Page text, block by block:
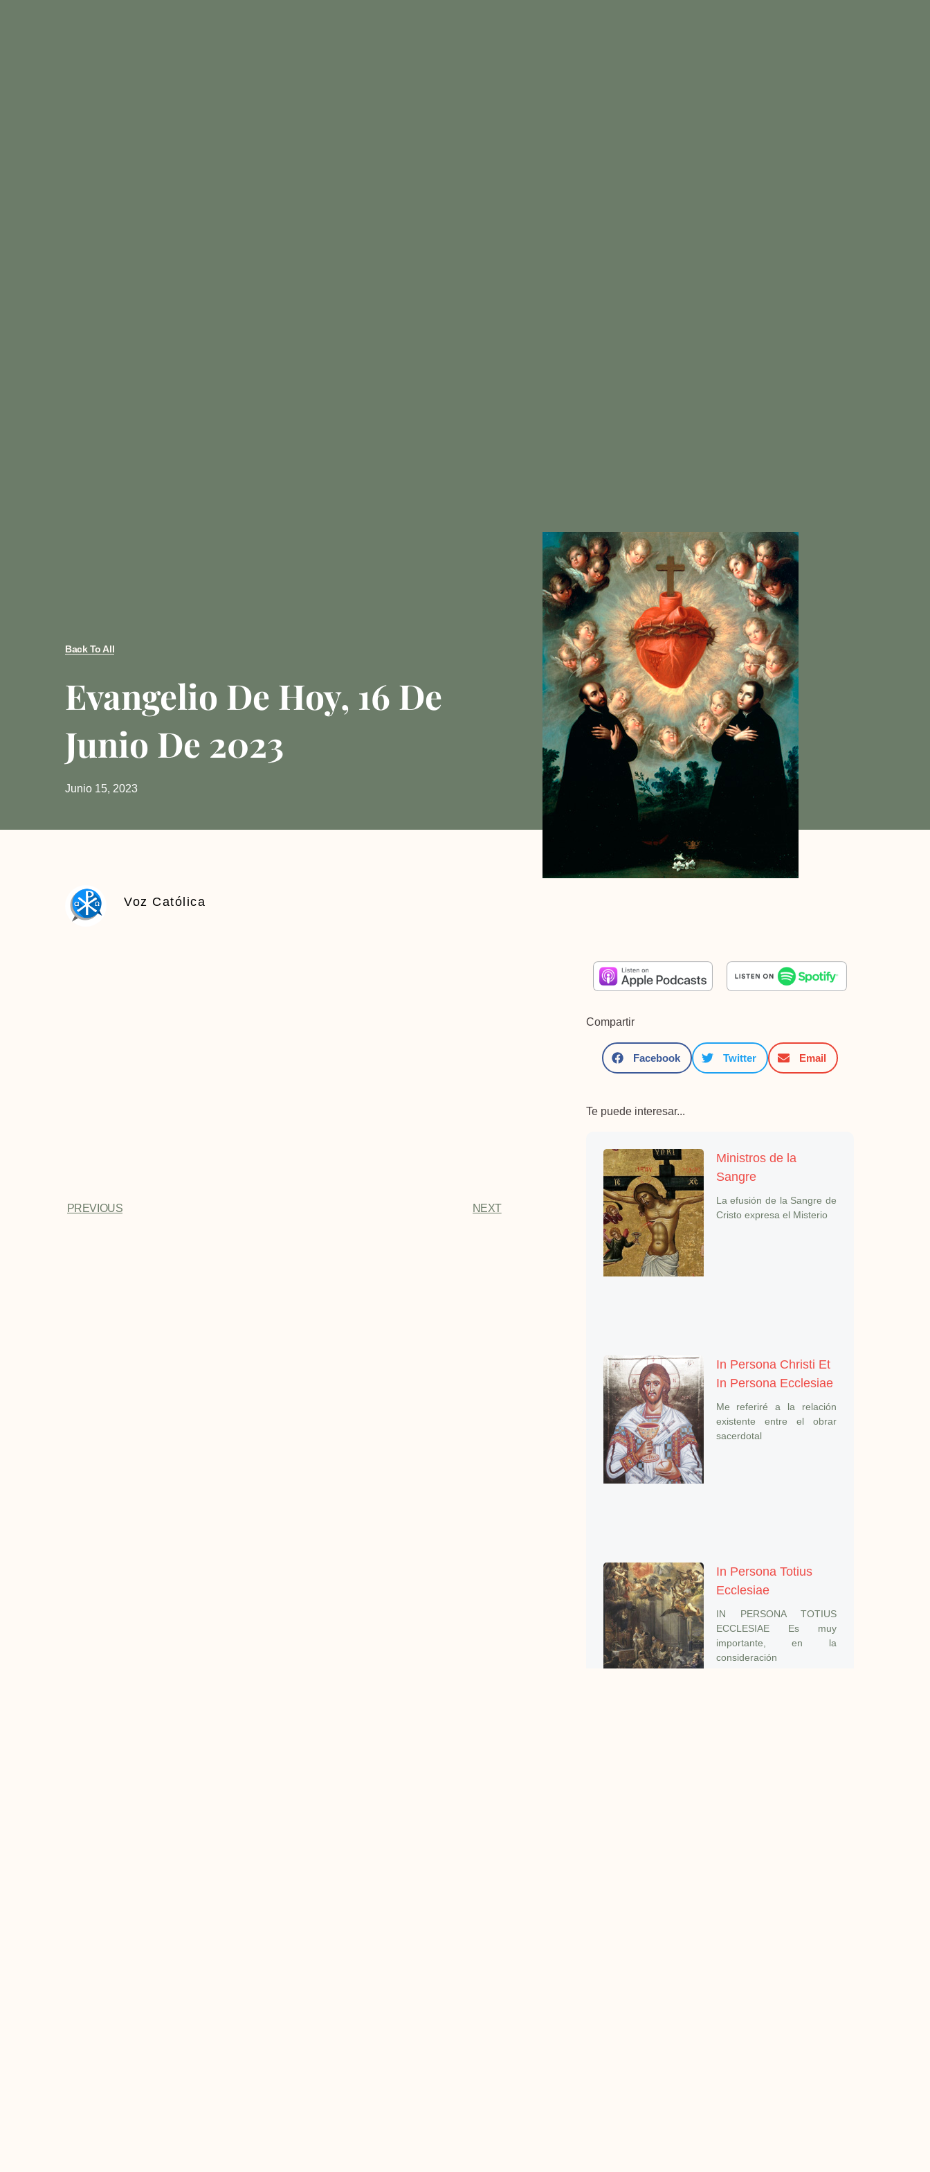
Back To All
Evangelio De Hoy, 16 De
Junio De 2023
Junio 15, 2023
Voz Católica
PREVIOUS NEXT
Compartir
Facebook Twitter Email
Te puede interesar...
Ministros de la
Sangre
La efusión de la Sangre de
Cristo expresa el Misterio
In Persona Christi Et
In Persona Ecclesiae
Me referiré a la relación
existente entre el obrar
sacerdotal
In Persona Totius
Ecclesiae
IN PERSONA TOTIUS
ECCLESIAE Es muy
importante, en la
consideración